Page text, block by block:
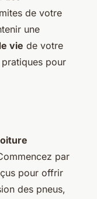
de votre
une
vie de votre
pour
par
pour offrir
des pneus,